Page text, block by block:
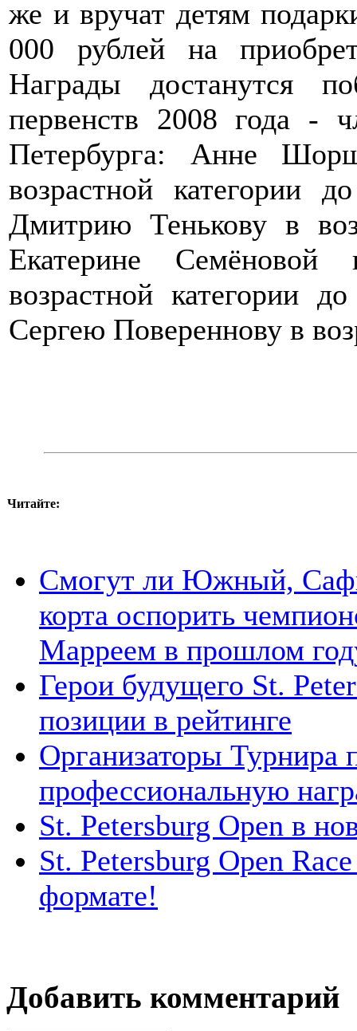
же и вручат детям
000 рублей на
Награды достанутся
первенств 2008 года -
Петербурга: Анне
возрастной категории
Дмитрию Тенькову в
Екатерине
возрастной категории
Сергею Повереннову в
Читайте:
Смогут ли Южный,
корта оспорить
Марреем в прошлом
Герои будущего St.
позиции в рейтинге
Организаторы Турнира
профессиональную
St. Petersburg Open в
St. Petersburg Open
формате!
Добавить комментарий